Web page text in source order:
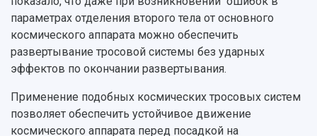
3D-тур по университету
Музеи
Учебный аэродром
Центр истории авиационных двигателей
Ботанический сад
Умный дом бабочек
Международный межвузовский кампус
Публикации и издания
Отчеты о проведенных конференциях
параметрах отделения второго тела от основного
космического аппарата можно обеспечить
развертывание тросовой системы без ударных
эффектов по окончании развертывания.
Применение подобных космических тросовых систем
позволяет обеспечить устойчивое движение
космического аппарата перед посадкой на